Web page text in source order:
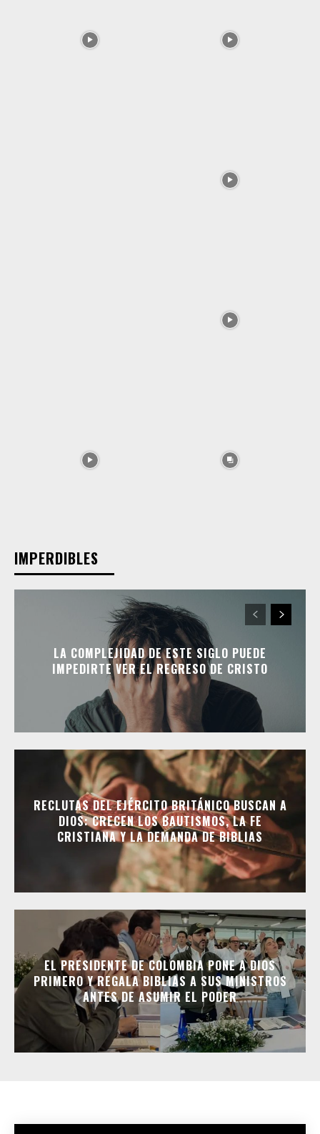
IMPERDIBLES
LA COMPLEJIDAD DE ESTE SIGLO PUEDE
IMPEDIRTE VER EL REGRESO DE CRISTO
RECLUTAS DEL EJÉRCITO BRITÁNICO BUSCAN A
DIOS: CRECEN LOS BAUTISMOS, LA FE
CRISTIANA Y LA DEMANDA DE BIBLIAS
EL PRESIDENTE DE COLOMBIA PONE A DIOS
PRIMERO Y REGALA BIBLIAS A SUS MINISTROS
ANTES DE ASUMIR EL PODER